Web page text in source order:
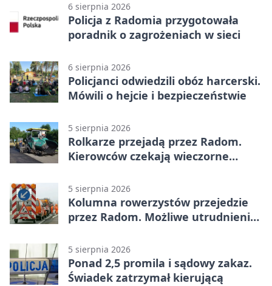
6 sierpnia 2026
Policja z Radomia przygotowała
poradnik o zagrożeniach w sieci
6 sierpnia 2026
Policjanci odwiedzili obóz harcerski.
Mówili o hejcie i bezpieczeństwie
5 sierpnia 2026
Rolkarze przejadą przez Radom.
Kierowców czekają wieczorne
5 sierpnia 2026
Kolumna rowerzystów przejedzie
przez Radom. Możliwe utrudnienia
5 sierpnia 2026
Ponad 2,5 promila i sądowy zakaz.
Świadek zatrzymał kierującą